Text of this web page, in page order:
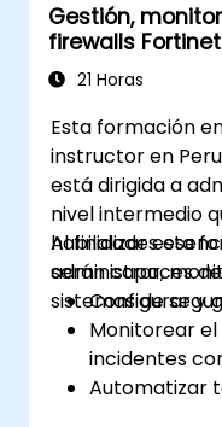
Gestión,
firewalls Fortinet
21 Horas
Esta formación
instructor en
está dirigida a
nivel intermedio
habilidades
administrar,
sistemas de
Al finalizar esta
serán capaces
Configurar y
Monitorear
incidentes
Automatizar